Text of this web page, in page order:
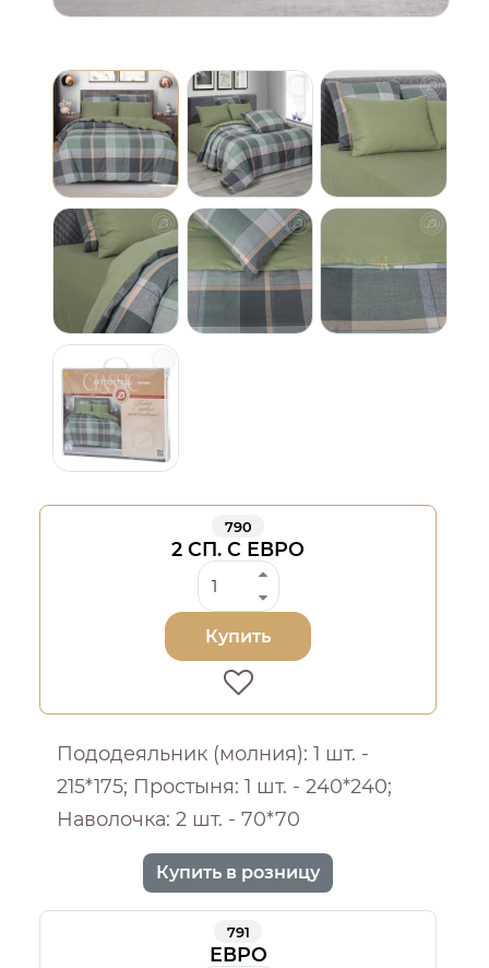
790
2 СП. С ЕВРО
Купить
Пододеяльник (молния): 1 шт. -
215*175; Простыня: 1 шт. - 240*240;
Наволочка: 2 шт. - 70*70
Купить в розницу
791
ЕВРО